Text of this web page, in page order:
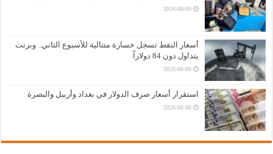
2026-08-09
أسعار النفط تسجل خسارة متتالية للأسبوع الثاني.. وبرنت
يتداول دون 84 دولاراً
2026-08-09
استقرار أسعار صرف الدولار في بغداد وأربيل والبصرة
2026-08-08